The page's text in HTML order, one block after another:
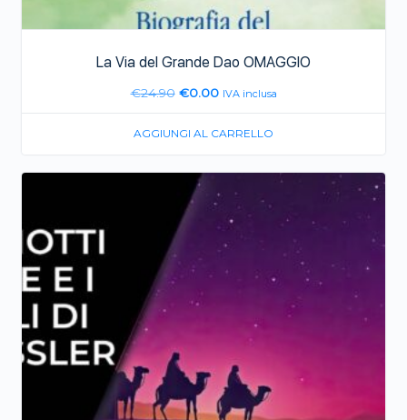
La Via del Grande Dao OMAGGIO
€24.90 €0.00 IVA inclusa
AGGIUNGI AL CARRELLO